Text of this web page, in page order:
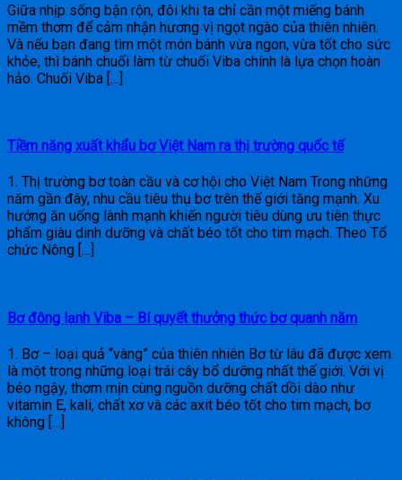
Giữa nhịp sống bận rộn, đôi khi ta chỉ cần một miếng bánh
mềm thơm để cảm nhận hương vị ngọt ngào của thiên nhiên.
Và nếu bạn đang tìm một món bánh vừa ngon, vừa tốt cho sức
khỏe, thì bánh chuối làm từ chuối Viba chính là lựa chọn hoàn
hảo. Chuối Viba […]
Tiềm năng xuất khẩu bơ Việt Nam ra thị trường quốc tế
1. Thị trường bơ toàn cầu và cơ hội cho Việt Nam Trong những
năm gần đây, nhu cầu tiêu thụ bơ trên thế giới tăng mạnh. Xu
hướng ăn uống lành mạnh khiến người tiêu dùng ưu tiên thực
phẩm giàu dinh dưỡng và chất béo tốt cho tim mạch. Theo Tổ
chức Nông […]
Bơ đông lạnh Viba – Bí quyết thưởng thức bơ quanh năm
1. Bơ – loại quả “vàng” của thiên nhiên Bơ từ lâu đã được xem
là một trong những loại trái cây bổ dưỡng nhất thế giới. Với vị
béo ngậy, thơm mịn cùng nguồn dưỡng chất dồi dào như
vitamin E, kali, chất xơ và các axit béo tốt cho tim mạch, bơ
không […]